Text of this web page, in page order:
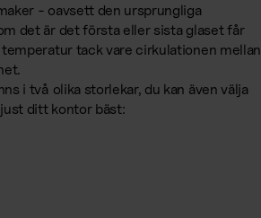
- oavsett den ursprungliga
det är det första eller sista glaset får
tack vare cirkulationen mellan
i två olika storlekar, du kan även välja
ditt kontor bäst: